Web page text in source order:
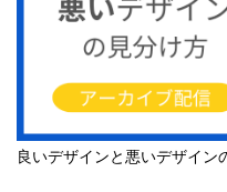
良いデザインと悪いデザイン